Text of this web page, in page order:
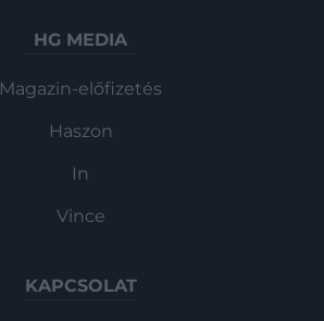
HG MEDIA
Magazin-előfizetés
Haszon
In
Vince
KAPCSOLAT